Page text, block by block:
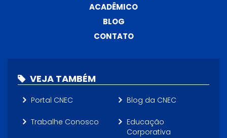
ACADÊMICO
BLOG
CONTATO
VEJA TAMBÉM
Portal CNEC Blog da CNEC
Trabalhe Conosco
Educação
Corporativa